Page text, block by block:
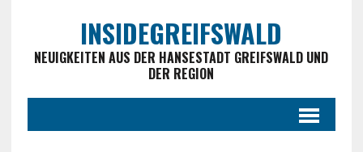
INSIDEGREIFSWALD
NEUIGKEITEN AUS DER HANSESTADT GREIFSWALD UND
DER REGION